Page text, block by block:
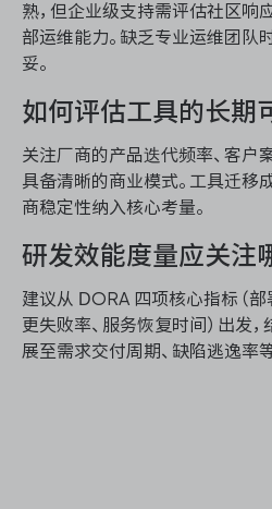
熟，但企业级支持需评估社区响
部运维能力。缺乏专业运维团队
妥。
如何评估工具的长期
关注厂商的产品迭代频率、客户
具备清晰的商业模式。工具迁移
商稳定性纳入核心考量。
研发效能度量应关注
建议从 DORA 四项核心指标（部
更失败率、服务恢复时间）出发
展至需求交付周期、缺陷逃逸率